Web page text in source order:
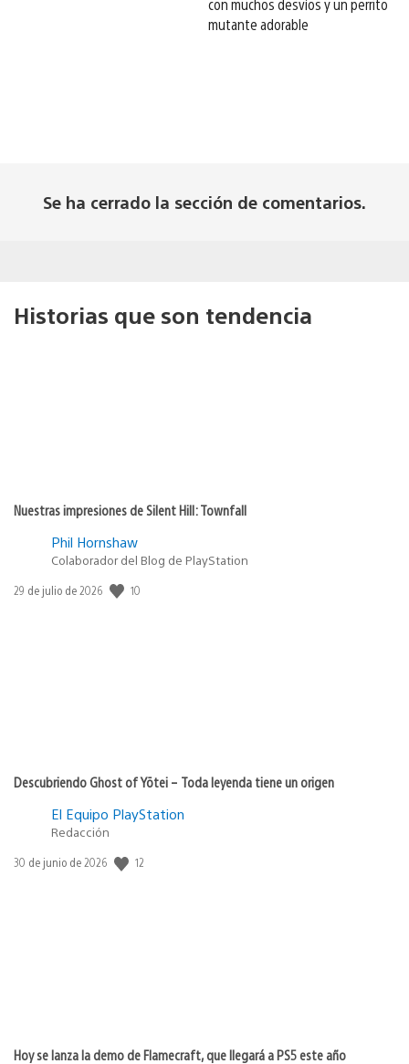
con muchos desvíos y un perrito
mutante adorable
Se ha cerrado la sección de comentarios.
Historias que son tendencia
Nuestras impresiones de Silent Hill: Townfall
Phil Hornshaw
Colaborador del Blog de PlayStation
Fecha
29 de julio de 2026 10
Descubriendo Ghost of Yōtei – Toda leyenda tiene un origen
El Equipo PlayStation
Redacción
Fecha
30 de junio de 2026 12
Hoy se lanza la demo de Flamecraft, que llegará a PS5 este año